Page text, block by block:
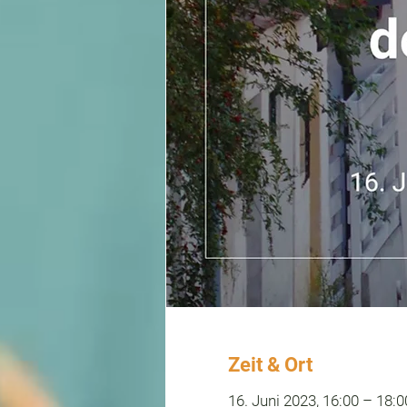
Zeit & Ort
16. Juni 2023, 16:00 –